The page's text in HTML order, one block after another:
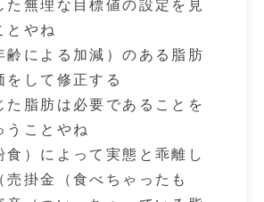
無理な目標値の設定を見
とやね
齢による加減）のある脂肪
をして修正する
脂肪は必要であることを
うことやね
食）によって実態と乖離し
売掛金（食べちゃったも